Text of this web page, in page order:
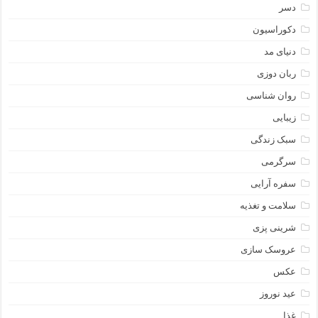
دسر
دکوراسیون
دنیای مد
ربان دوزی
روان شناسی
زیبایی
سبک زندگی
سرگرمی
سفره آرایی
سلامت و تغذیه
شرینی پزی
عروسک سازی
عکس
عید نوروز
غذا